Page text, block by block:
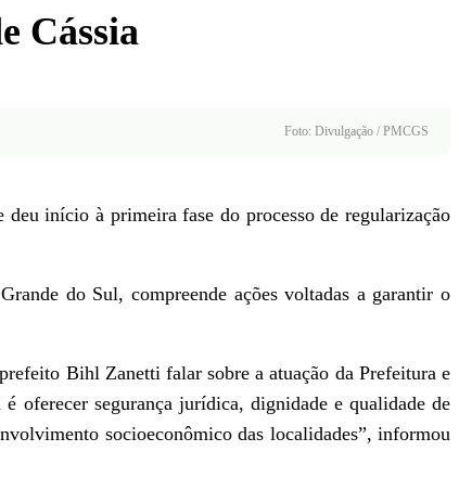
Cássia
Foto: Divulgação / PMCGS
início à primeira fase do processo de regularização
do Sul, compreende ações voltadas a garantir o
Bihl Zanetti falar sobre a atuação da Prefeitura e
oferecer segurança jurídica, dignidade e qualidade de
socioeconômico das localidades”, informou